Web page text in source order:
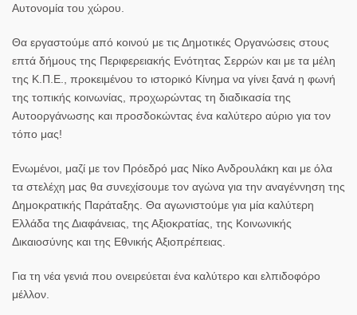
Αυτονομία του χώρου.
Θα εργαστούμε από κοινού με τις Δημοτικές Οργανώσεις στους
επτά δήμους της Περιφερειακής Ενότητας Σερρών και με τα μέλη
της Κ.Π.Ε., προκειμένου το ιστορικό Κίνημα να γίνει ξανά η φωνή
της τοπικής κοινωνίας, προχωρώντας τη διαδικασία της
Αυτοοργάνωσης και προσδοκώντας ένα καλύτερο αύριο για τον
τόπο μας!
Ενωμένοι, μαζί με τον Πρόεδρό μας Νίκο Ανδρουλάκη και με όλα
τα στελέχη μας θα συνεχίσουμε τον αγώνα για την αναγέννηση της
Δημοκρατικής Παράταξης. Θα αγωνιστούμε για μία καλύτερη
Ελλάδα της Διαφάνειας, της Αξιοκρατίας, της Κοινωνικής
Δικαιοσύνης και της Εθνικής Αξιοπρέπειας.
Για τη νέα γενιά που ονειρεύεται ένα καλύτερο και ελπιδοφόρο
μέλλον.